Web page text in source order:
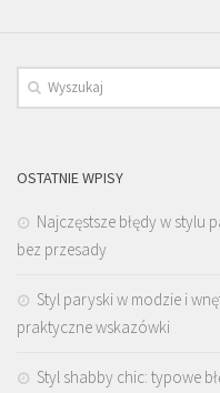
OSTATNIE WPISY
Najczęstsze błędy w
bez przesady
Styl paryski w modzie i
praktyczne wskazówki
Styl shabby chic: typowe